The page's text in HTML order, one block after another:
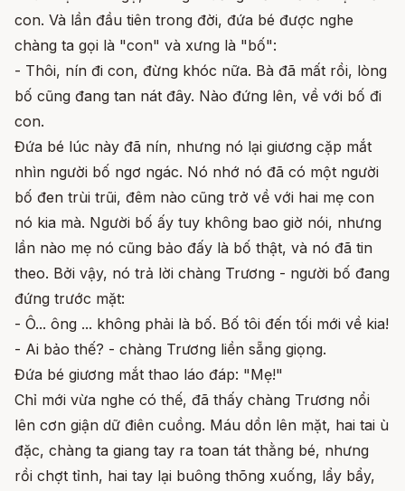
con. Và lần đầu tiên trong đời, đứa bé được nghe
chàng ta gọi là "con" và xưng là "bố":
- Thôi, nín đi con, đừng khóc nữa. Bà đã mất rồi, lòng
bố cũng đang tan nát đây. Nào đứng lên, về với bố đi
con.
Đứa bé lúc này đã nín, nhưng nó lại giương cặp mắt
nhìn người bố ngơ ngác. Nó nhớ nó đã có một người
bố đen trùi trũi, đêm nào cũng trở về với hai mẹ con
nó kia mà. Người bố ấy tuy không bao giờ nói, nhưng
lần nào mẹ nó cũng bảo đấy là bố thật, và nó đã tin
theo. Bởi vậy, nó trả lời chàng Trương - người bố đang
đứng trước mặt:
- Ô... ông ... không phải là bố. Bố tôi đến tối mới về kia!
- Ai bảo thế? - chàng Trương liền sẵng giọng.
Đứa bé giương mắt thao láo đáp: "Mẹ!"
Chỉ mới vừa nghe có thế, đã thấy chàng Trương nổi
lên cơn giận dữ điên cuồng. Máu dồn lên mặt, hai tai ù
đặc, chàng ta giang tay ra toan tát thằng bé, nhưng
rồi chợt tỉnh, hai tay lại buông thõng xuống, lẩy bẩy,